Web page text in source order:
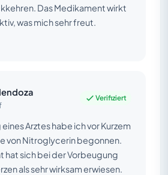
Das Medikament wirkt
was mich sehr freut.
Verifiziert
Arztes habe ich vor Kurzem
von Nitroglycerin begonnen.
hat sich bei der Vorbeugung
als sehr wirksam erwiesen.